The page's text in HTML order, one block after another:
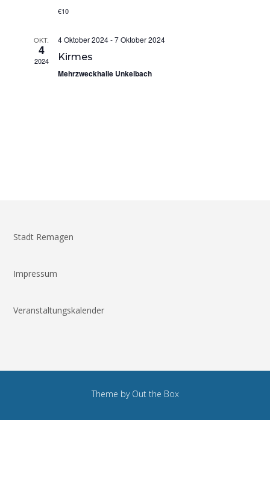
€10
OKT.
4
2024
4 Oktober 2024-7 Oktober 2024
Kirmes
Mehrzweckhalle Unkelbach
Stadt Remagen
Impressum
Veranstaltungskalender
Theme by Out the Box